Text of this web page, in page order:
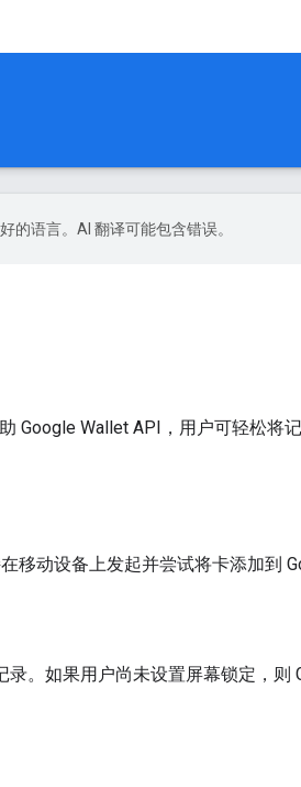
的语言。AI 翻译可能包含错误。
Google Wallet API，用户可轻松将
动设备上发起并尝试将卡添加到
。如果用户尚未设置屏幕锁定，则